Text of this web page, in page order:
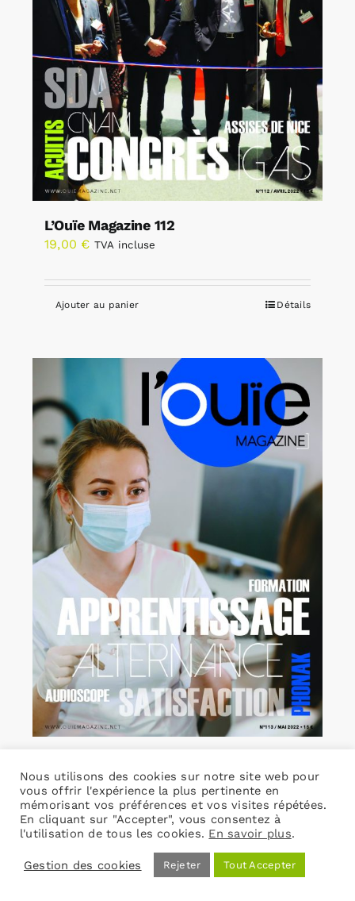
L’Ouïe Magazine 112
19,00 € TVA incluse
Ajouter au panier Détails
19,00€ TVA incluse
Ajouter au panier Détails
Nous utilisons des cookies sur notre site web pour
vous offrir l'expérience la plus pertinente en
mémorisant vos préférences et vos visites répétées.
En cliquant sur "Accepter", vous consentez à
l'utilisation de tous les cookies. En savoir plus.
Gestion des cookies Rejeter Tout Accepter